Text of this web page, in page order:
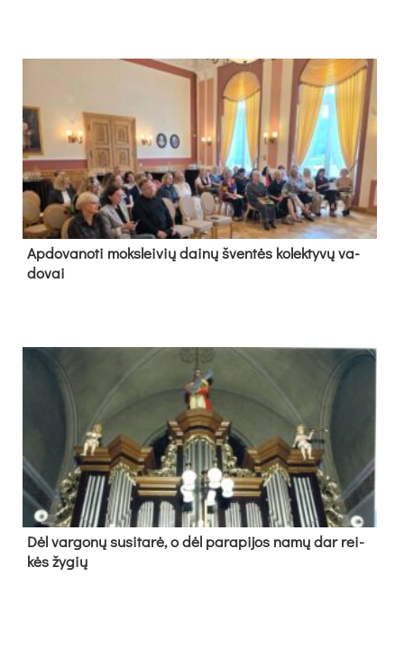
Ap­do­va­no­ti moks­lei­vių dai­nų šven­tės ko­lek­ty­vų va­
do­vai
Dėl var­go­nų su­si­ta­rė, o dėl pa­ra­pi­jos na­mų dar rei­
kės žy­gių